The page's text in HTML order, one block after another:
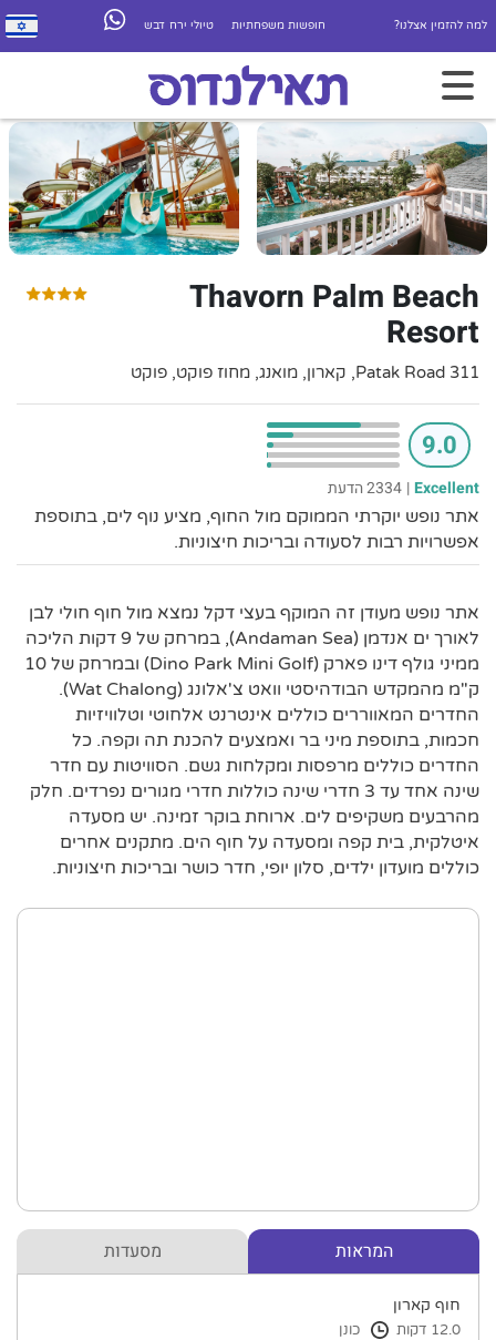
למה להזמין אצלנו? חופשות משפחתיות טיולי ירח דבש
Thavorn Palm Beach
Resort
311 Patak Road, קארון, מואנג, מחוז פוקט, פוקט
9.0
Excellent
| 2334 הדעת
אתר נופש יוקרתי הממוקם מול החוף, מציע נוף לים, בתוספת
אפשרויות רבות לסעודה ובריכות חיצוניות.
אתר נופש מעודן זה המוקף בעצי דקל נמצא מול חוף חולי לבן
לאורך ים אנדמן (Andaman Sea), במרחק של 9 דקות הליכה
ממיני גולף דינו פארק (Dino Park Mini Golf) ובמרחק של 10
ק"מ מהמקדש הבודהיסטי וואט צ'אלונג (Wat Chalong).
החדרים המאווררים כוללים אינטרנט אלחוטי וטלוויזיות
חכמות, בתוספת מיני בר ואמצעים להכנת תה וקפה. כל
החדרים כוללים מרפסות ומקלחות גשם. הסוויטות עם חדר
שינה אחד עד 3 חדרי שינה כוללות חדרי מגורים נפרדים. חלק
מהרבעים משקיפים לים. ארוחת בוקר זמינה. יש מסעדה
איטלקית, בית קפה ומסעדה על חוף הים. מתקנים אחרים
כוללים מועדון ילדים, סלון יופי, חדר כושר ובריכות חיצוניות.
המראות מסעדות
חוף קארון
12.0 דקות כונן